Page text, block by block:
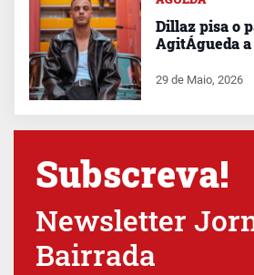
Dillaz pisa o
AgitÁgueda a
29 de Maio, 2026
Subscreva!
Newsletter
Bairrada